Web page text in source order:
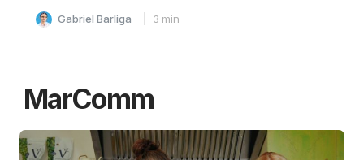
Gabriel Barliga 3 min
MarComm